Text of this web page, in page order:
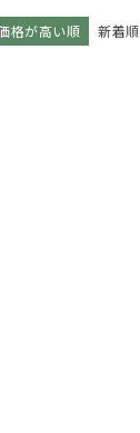
格が高い順 新着順